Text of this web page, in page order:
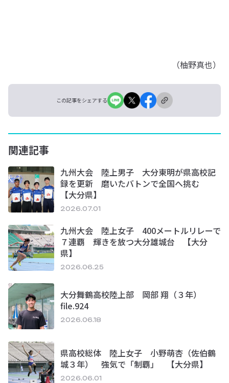
（柚野真也）
この記事をシェアする
関連記事
九州大会 陸上男子 大分東明が県高校記
録を更新 磨いたバトンで全国へ挑む
【大分県】
2026.07.01
九州大会 陸上女子 400メートルリレーで
７連覇 輝きを放つ大分雄城台 【大分
県】
2026.06.25
大分舞鶴高校陸上部 岡部 翔（３年）
file.924
2026.06.18
県高校総体 陸上女子 小野萌杏（佐伯鶴
城３年） 強気で「制覇」 【大分県】
2026.06.01